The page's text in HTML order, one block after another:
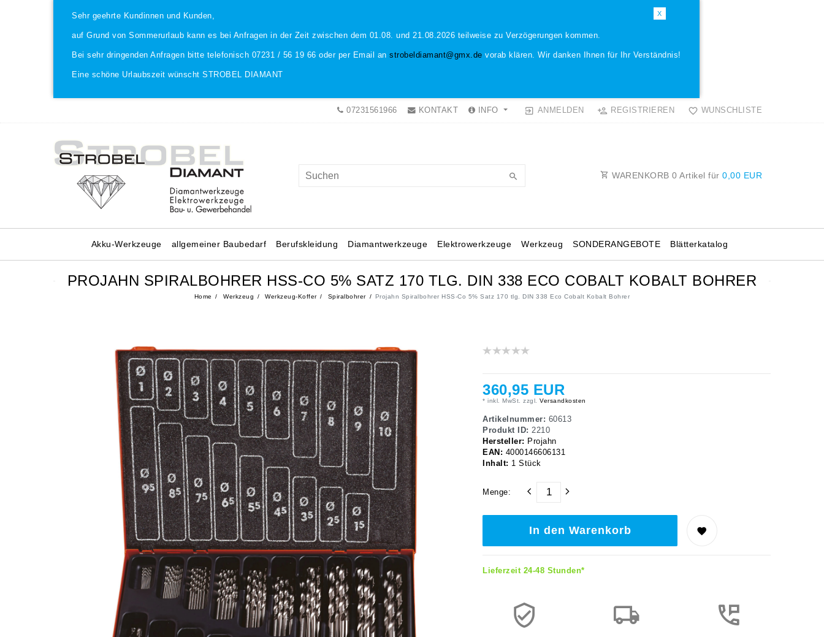
X
Sehr geehrte Kundinnen und Kunden,
auf Grund von Sommerurlaub kann es bei Anfragen in der Zeit zwischen dem 01.08. und 21.08.2026 teilweise zu Verzögerungen kommen.
Bei sehr dringenden Anfragen bitte telefonisch 07231 / 56 19 66 oder per Email an strobeldiamant@gmx.de vorab klären. Wir danken Ihnen für Ihr Verständnis!
Eine schöne Urlaubszeit wünscht STROBEL DIAMANT
07231561966 KONTAKT INFO ANMELDEN REGISTRIEREN WUNSCHLISTE
WARENKORB 0 Artikel für 0,00 EUR
Akku-Werkzeuge allgemeiner Baubedarf Berufskleidung Diamantwerkzeuge Elektrowerkzeuge Werkzeug Blätterkatalog
SONDERANGEBOTE
PROJAHN SPIRALBOHRER HSS-CO 5% SATZ 170 TLG. DIN 338 ECO COBALT KOBALT BOHRER
Home Werkzeug Werkzeug-Koffer Spiralbohrer Projahn Spiralbohrer HSS-Co 5% Satz 170 tlg. DIN 338 Eco Cobalt Kobalt Bohrer
360,95 EUR
* inkl. MwSt. zzgl. Versandkosten
Artikelnummer: 60613
Produkt ID: 2210
Hersteller: Projahn
EAN: 4000146606131
Inhalt: 1 Stück
Menge:
In den Warenkorb
Lieferzeit 24-48 Stunden*